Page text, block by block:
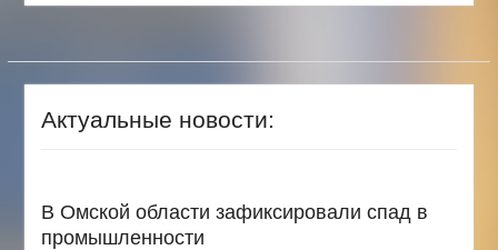
Актуальные новости:
В Омской области зафиксировали спад в
промышленности